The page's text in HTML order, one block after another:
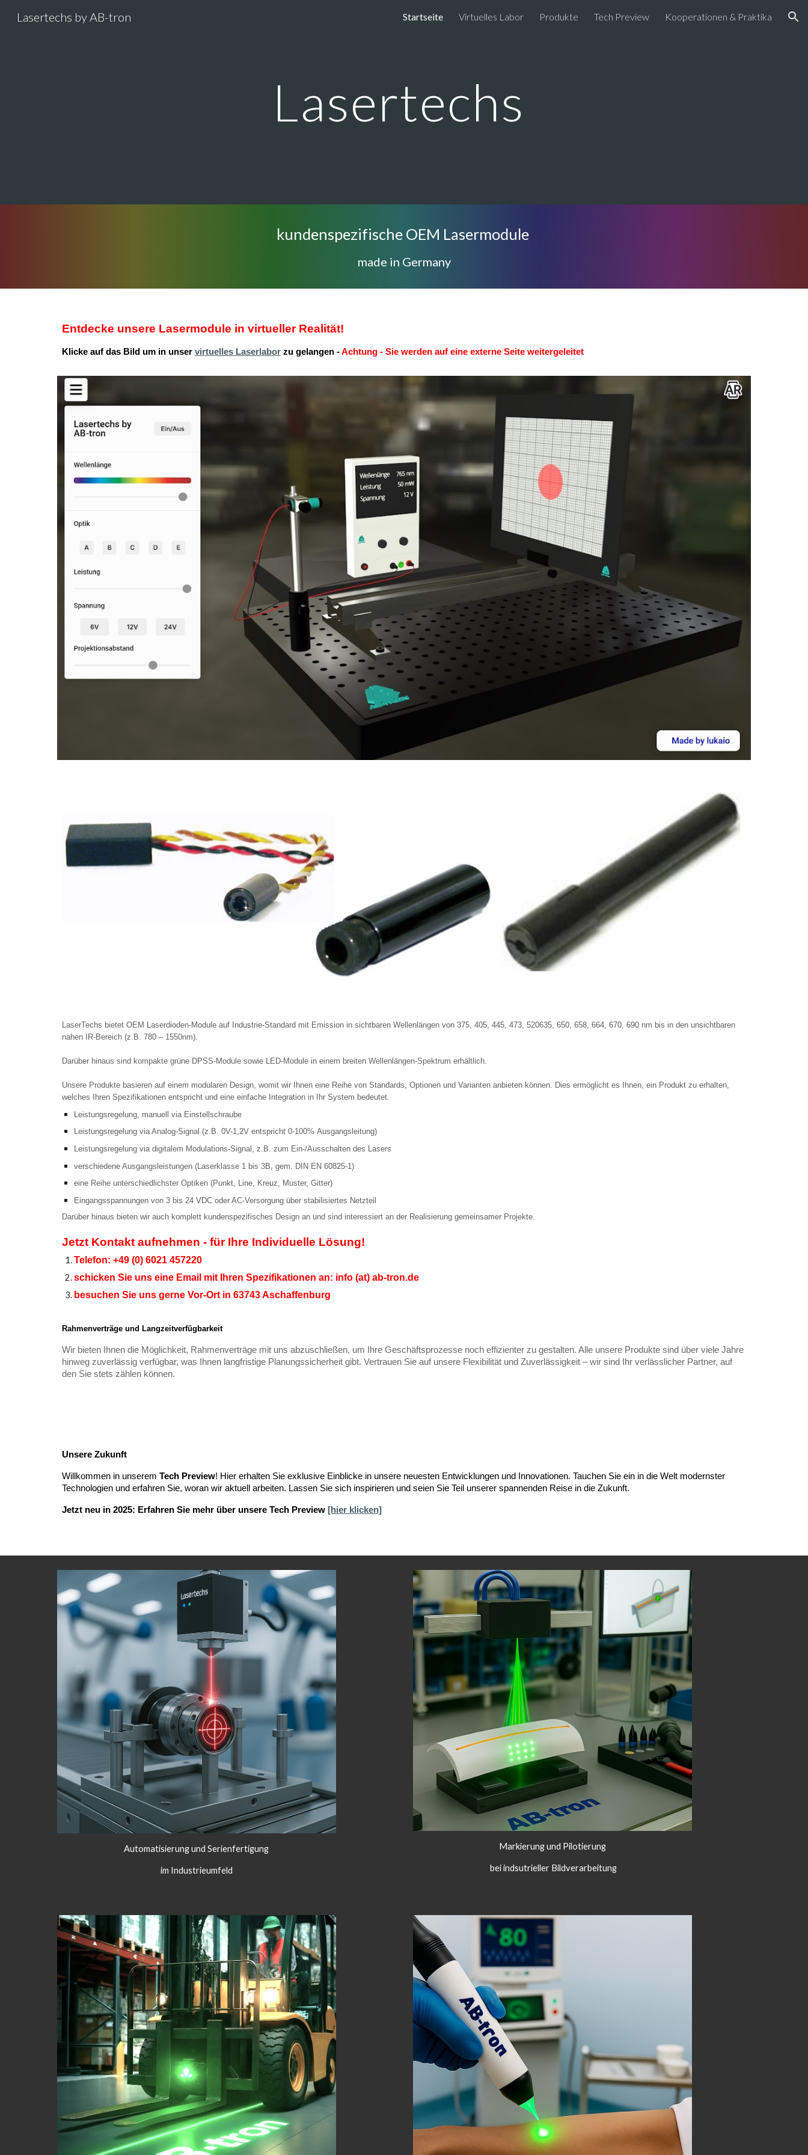
Skip to navigation
Lasertechs by AB-tron Startseite Virtuelles Labor Produkte Tech Preview Kooperationen & Praktika
Lasertechs
kundenspezifische OEM Lasermodule
made in Germany
Entdecke unsere Lasermodule in virtueller Realität!
Klicke auf das Bild um in unser virtuelles Laserlaborzu gelangen -Achtung - Sie werden auf eine externe Seite weitergeleitet
LaserTechs bietet OEM Laserdioden-Module auf Industrie-Standard mit Emission in sichtbaren Wellenlängen von 375, 405, 445, 473, 520635, 650, 658, 664, 670, 690 nm bis in den unsichtbaren
nahen IR-Bereich (z.B. 780 – 1550nm).
Darüber hinaus sind kompakte grüne DPSS-Module sowie LED-Module in einem breiten Wellenlängen-Spektrum erhältlich.
Unsere Produkte basieren auf einem modularen Design, womit wir Ihnen eine Reihe von Standards, Optionen und Varianten anbieten können. Dies ermöglicht es Ihnen, ein Produkt zu erhalten,
welches Ihren Spezifikationen entspricht und eine einfache Integration in Ihr System bedeutet.
Leistungsregelung, manuell via Einstellschraube
Leistungsregelung via Analog-Signal (z.B. 0V-1,2V entspricht 0-100% Ausgangsleitung)
Leistungsregelung via digitalem Modulations-Signal, z.B. zum Ein-/Ausschalten des Lasers
verschiedene Ausgangsleistungen (Laserklasse 1 bis 3B, gem. DIN EN 60825-1)
eine Reihe unterschiedlichster Optiken (Punkt, Line, Kreuz, Muster, Gitter)
Eingangsspannungen von 3 bis 24 VDC oder AC-Versorgung über stabilisiertes Netzteil
Darüber hinaus bieten wir auch komplett kundenspezifisches Design an und sind interessiert an der Realisierung gemeinsamer Projekte.
Jetzt Kontakt aufnehmen - für Ihre Individuelle Lösung!
Telefon: +49 (0) 6021 457220
schicken Sie uns eine Email mit Ihren Spezifikationen an: info (at) ab-tron.de
besuchen Sie uns gerne Vor-Ort in 63743 Aschaffenburg
Rahmenverträge und Langzeitverfügbarkeit
Wir bieten Ihnen die Möglichkeit, Rahmenverträge mit uns abzuschließen, um Ihre Geschäftsprozesse noch effizienter zu gestalten. Alle unsere Produkte sind über viele Jahre
hinweg zuverlässig verfügbar, was Ihnen langfristige Planungssicherheit gibt. Vertrauen Sie auf unsere Flexibilität und Zuverlässigkeit – wir sind Ihr verlässlicher Partner, auf
den Sie stets zählen können.
Unsere Zukunft
Willkommen in unserem Tech Preview! Hier erhalten Sie exklusive Einblicke in unsere neuesten Entwicklungen und Innovationen. Tauchen Sie ein in die Welt modernster
Technologien und erfahren Sie, woran wir aktuell arbeiten. Lassen Sie sich inspirieren und seien Sie Teil unserer spannenden Reise in die Zukunft.
Jetzt neu in 2025: Erfahren Sie mehr über unsere Tech Preview [hier klicken]
Automatisierung und Serienfertigung
im Industrieumfeld
Markierung und Pilotierung
bei indsutrieller Bildverarbeitung